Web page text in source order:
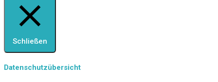
Schließen
Datenschutzübersicht